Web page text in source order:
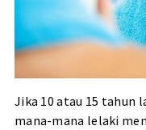
Jika 10 atau 15 tahun
mana-mana lelaki